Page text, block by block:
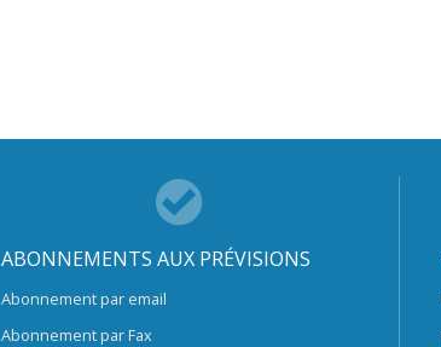
ABONNEMENTS AUX PRÉVISIONS
Abonnement par email
Abonnement par Fax